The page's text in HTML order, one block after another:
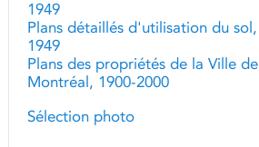
1949
Plans détaillés d'utilisation du sol,
1949
Plans des propriétés de la Ville de
Montréal, 1900-2000
Sélection photo